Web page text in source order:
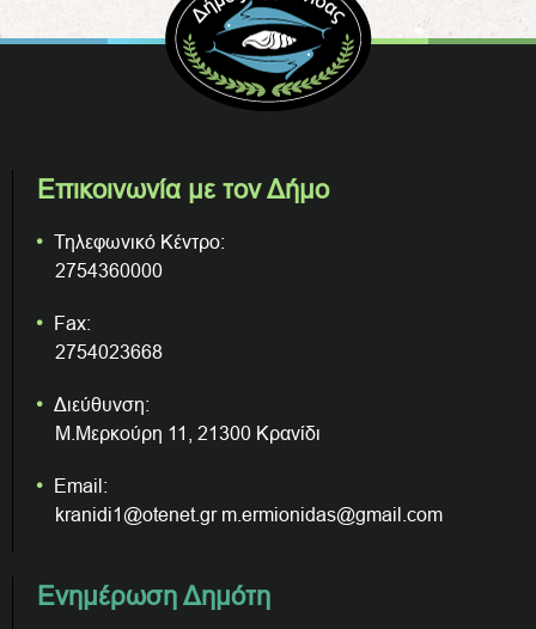
Επικοινωνία με τον Δήμο
Τηλεφωνικό Κέντρο:
2754360000
Fax:
2754023668
Διεύθυνση:
Μ.Μερκούρη 11, 21300 Κρανίδι
Email:
kranidi1@otenet.gr m.ermionidas@gmail.com
Ενημέρωση Δημότη